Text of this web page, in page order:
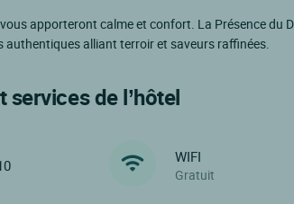
apporteront calme et confort. La Présence du
authentiques alliant terroir et saveurs raffinées.
services de l’hôtel
WIFI
Gratuit